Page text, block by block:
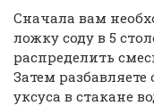
Сначала вам
ложку соду в 5
распределить
Затем
уксуса в стакане